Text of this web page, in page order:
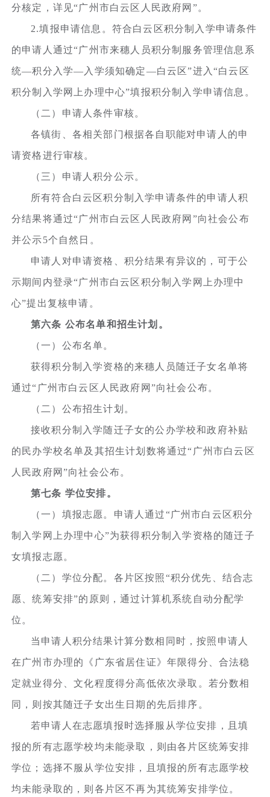
分核定，详见“广州市白云区人民政府网”。
2.填报申请信息。符合白云区积分制入学申请条件
的申请人通过“广州市来穗人员积分制服务管理信息系
统—积分入学—入学须知确定—白云区”进入“白云区
积分制入学网上办理中心”填报积分制入学申请信息。
（二）申请人条件审核。
各镇街、各相关部门根据各自职能对申请人的申
请资格进行审核。
（三）申请人积分公示。
所有符合白云区积分制入学申请条件的申请人积
分结果将通过“广州市白云区人民政府网”向社会公布
并公示5个自然日。
申请人对申请资格、积分结果有异议的，可于公
示期间内登录“广州市白云区积分制入学网上办理中
心”提出复核申请。
第六条 公布名单和招生计划。
（一）公布名单。
获得积分制入学资格的来穗人员随迁子女名单将
通过“广州市白云区人民政府网”向社会公布。
（二）公布招生计划。
接收积分制入学随迁子女的公办学校和政府补贴
的民办学校名单及其招生计划数将通过“广州市白云区
人民政府网”向社会公布。
第七条 学位安排。
（一）填报志愿。申请人通过“广州市白云区积分
制入学网上办理中心”为获得积分制入学资格的随迁子
女填报志愿。
（二）学位分配。各片区按照“积分优先、结合志
愿、统筹安排”的原则，通过计算机系统自动分配学
位。
当申请人积分结果计算分数相同时，按照申请人
在广州市办理的《广东省居住证》年限得分、合法稳
定就业得分、文化程度得分高低依次录取。若分数相
同，则按其随迁子女出生日期的先后排序。
若申请人在志愿填报时选择服从学位安排，且填
报的所有志愿学校均未能录取，则由各片区统筹安排
学位；选择不服从学位安排，且填报的所有志愿学校
均未能录取的，则各片区不再为其统筹安排学位。